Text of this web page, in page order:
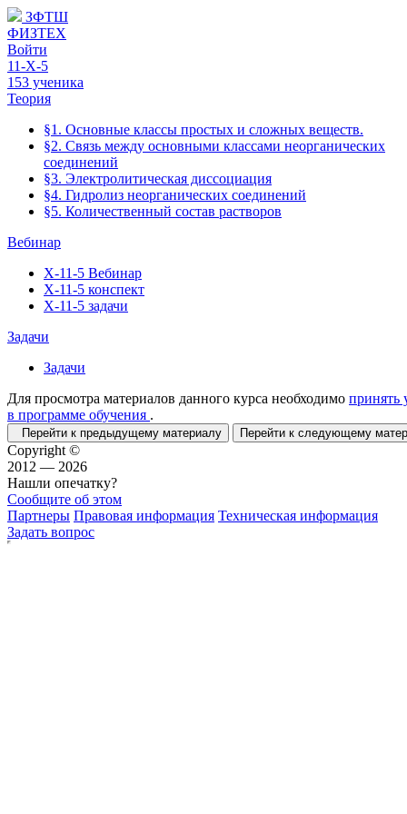
ЗФТШ
ФИЗТЕХ
Войти
11-Х-5
153 ученика
Теория
§1. Основные классы простых и сложных веществ.
§2. Связь между основными классами неорганических
соединений
§3. Электролитическая диссоциация
§4. Гидролиз неорганических соединений
§5. Количественный состав растворов
Вебинар
Х-11-5 Вебинар
Х-11-5 конспект
Х-11-5 задачи
Задачи
Задачи
Для просмотра материалов данного курса необходимо принять
в программе обучения .
Перейти к предыдущему материалу Перейти к следующему
Copyright ©
2012 — 2026
Нашли опечатку?
Сообщите об этом
Партнеры Правовая информация Техническая информация
Задать вопрос